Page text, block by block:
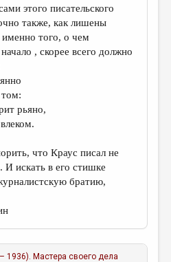
этого писательского
также, как лишены
того, о чем
, скорее всего должно
том:
рьяно,
что Краус писал не
И искать в его стишке
братию,
1936). Мастера своего дела